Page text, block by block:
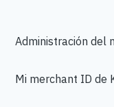
Administración del
Mi merchant ID de